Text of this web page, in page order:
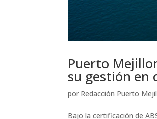
Puerto
su gestión en
por Redacción Puerto
Bajo la certificación de